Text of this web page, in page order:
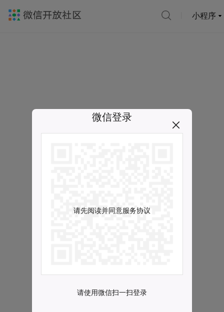
小程序
微信登录
请先阅读并同意服务协议
请使用微信扫一扫登录